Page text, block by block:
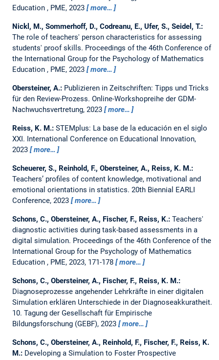
Education , PME, 2023
more…
Nickl, M., Sommerhoff, D., Codreanu, E., Ufer, S., Seidel, T.:
The role of teachers' person characteristics for assessing
students' proof skills. Proceedings of the 46th Conference of
the International Group for the Psychology of Mathematics
Education , PME, 2023
more…
Obersteiner, A.: Publizieren in Zeitschriften: Tipps und Tricks
für den Review-Prozess. Online-Workshopreihe der GDM-
Nachwuchsvertretung, 2023
more…
Reiss, K. M.: STEMplus: La base de la educación en el siglo
XXI. International Conference on Educational Innovation,
2023
more…
Scheuerer, S., Reinhold, F., Obersteiner, A., Reiss, K. M.:
Teachers’ profiles of content knowledge, motivational and
emotional orientations in statistics. 20th Biennial EARLI
Conference, 2023
more…
Schons, C., Obersteiner, A., Fischer, F., Reiss, K.: Teachers'
diagnostic activities during task-based assessments in a
digital simulation. Proceedings of the 46th Conference of the
International Group for the Psychology of Mathematics
Education , PME, 2023, 171-178
more…
Schons, C., Obersteiner, A., Fischer, F., Reiss, K. M.:
Diagnoseprozesse angehender Lehrkräfte in einer digitalen
Simulation erklären Unterschiede in der Diagnoseakkuratheit.
10. Tagung der Gesellschaft für Empirische
Bildungsforschung (GEBF), 2023
more…
Schons, C., Obersteiner, A., Reinhold, F., Fischer, F., Reiss, K.
M.: Developing a Simulation to Foster Prospective